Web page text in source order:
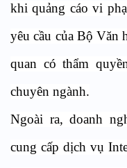
khi quảng cáo vi
yêu cầu của Bộ Văn
quan có thẩm
chuyên ngành.
Ngoài ra,doanh
cung cấp dịch vụ